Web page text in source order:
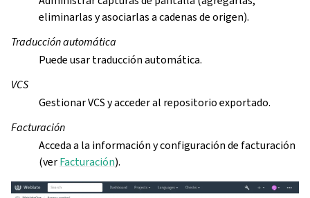
eliminarlas y asociarlas a cadenas de origen).
Traducción automática
Puede usar traducción automática.
VCS
Gestionar VCS y acceder al repositorio exportado.
Facturación
Acceda a la información y configuración de facturación
(verFacturación).